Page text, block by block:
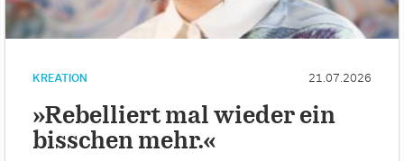
KREATION 21.07.2026
»Rebelliert mal wieder ein
bisschen mehr.«